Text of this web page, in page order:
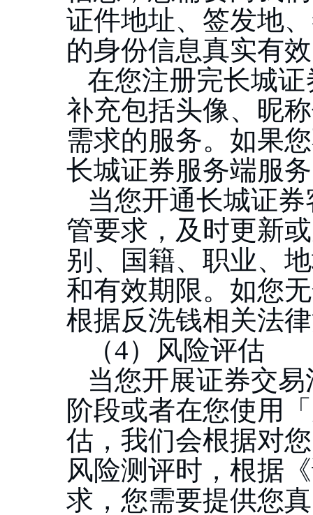
证件地址、签发地
的身份信息真实有
在您注册完长城
补充包括头像、昵
需求的服务。如果
长城证券服务端服
当您开通长城证
管要求，及时更新
别、国籍、职业、
和有效期限。如您
根据反洗钱相关法
（4）风险评估
当您开展证券交
阶段或者在您使用
估，我们会根据对
风险测评时，根据
求，您需要提供您